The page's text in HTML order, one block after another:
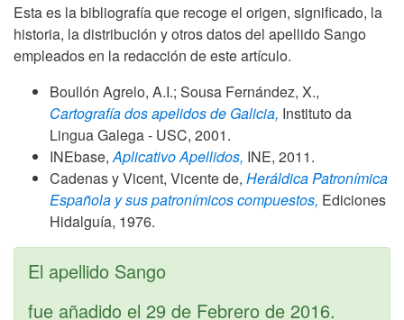
Esta es la bibliografía que recoge el origen, significado, la
historia, la distribución y otros datos del apellido Sango
empleados en la redacción de este artículo.
Boullón Agrelo, A.I.; Sousa Fernández, X.,
Cartografía dos apelidos de Galicia, Instituto da
Lingua Galega - USC, 2001.
INEbase,Aplicativo Apellidos, INE, 2011.
Cadenas y Vicent, Vicente de, Heráldica Patronímica
Española y sus patronímicos compuestos, Ediciones
Hidalguía, 1976.
El apellido Sango
fue añadido el 29 de Febrero de 2016.